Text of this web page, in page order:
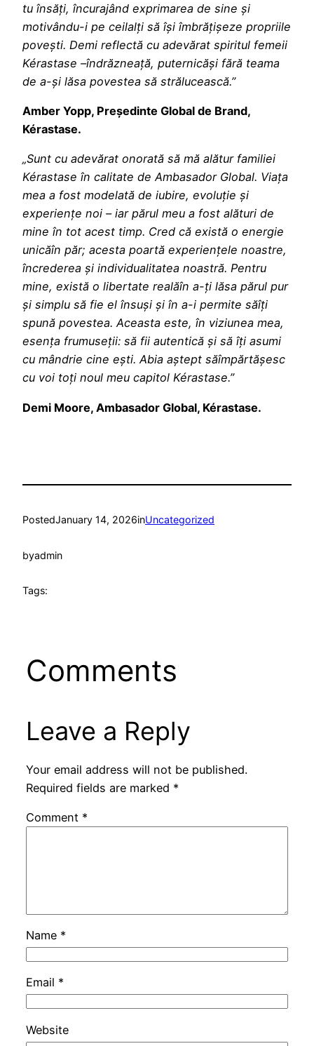
tu însăți, încurajând exprimarea de sine și
motivându-i pe ceilalți să își îmbrățișeze propriile
povești. Demi reflectă cu adevărat spiritul femeii
Kérastase –îndrăzneață, puternicăși fără teama
de a-și lăsa povestea să strălucească.”
Amber Yopp, Președinte Global de Brand,
Kérastase.
„Sunt cu adevărat onorată să mă alătur familiei
Kérastase în calitate de Ambasador Global. Viața
mea a fost modelată de iubire, evoluție și
experiențe noi –iar părul meu a fost alături de
mine în tot acest timp. Cred că există o energie
unicăîn păr; acesta poartă experiențele noastre,
încrederea și individualitatea noastră. Pentru
mine, există o libertate realăîn a-ți lăsa părul pur
și simplu să fie el însuși și în a-i permite săîți
spună povestea. Aceasta este, în viziunea mea,
esența frumuseții: să fii autentică și să îți asumi
cu mândrie cine ești. Abia aștept săîmpărtășesc
cu voi toți noul meu capitol Kérastase.”
Demi Moore, Ambasador Global, Kérastase.
PostedJanuary 14, 2026inUncategorized
byadmin
Tags:
Comments
Leave a Reply
Your email address will not be published.
Required fields are marked *
Comment *
Name *
Email *
Website